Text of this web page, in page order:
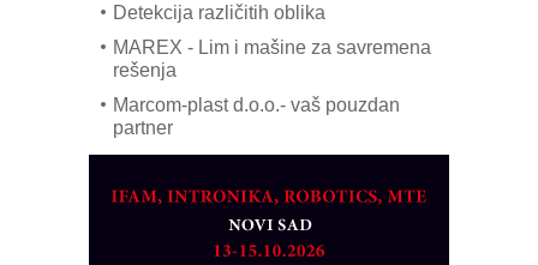
Detekcija različitih oblika
MAREX - Lim i mašine za savremena
rešenja
Marcom-plast d.o.o.- vaš pouzdan
partner
obradu!
Razvoj asortimanskog pravca MINI-
PLC AKYTEC